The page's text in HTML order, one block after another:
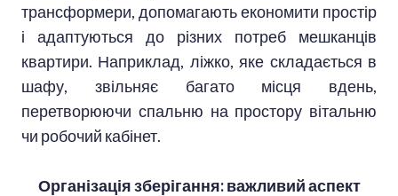
трансформери, допомагають економити простір
і адаптуються до різних потреб мешканців
квартири. Наприклад, ліжко, яке складається в
шафу, звільняє багато місця вдень,
перетворюючи спальню на простору вітальню
чи робочий кабінет.
Організація зберігання: важливий аспект